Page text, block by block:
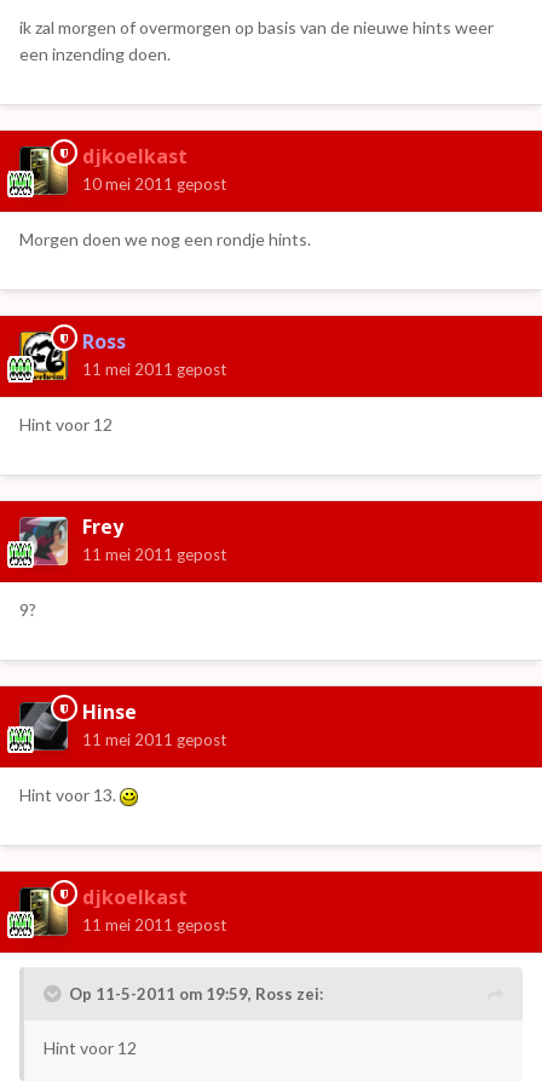
ik zal morgen of overmorgen op basis van de nieuwe hints weer
een inzending doen.
djkoelkast
10 mei 2011 gepost
Morgen doen we nog een rondje hints.
Ross
11 mei 2011 gepost
Hint voor 12
Frey
11 mei 2011 gepost
9?
Hinse
11 mei 2011 gepost
Hint voor 13.
djkoelkast
11 mei 2011 gepost
Op 11-5-2011 om 19:59, Ross zei:
Hint voor 12